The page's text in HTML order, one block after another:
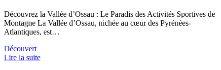
Découvrez la Vallée d’Ossau : Le Paradis des Activités Sportives de
Montagne La Vallée d’Ossau, nichée au cœur des Pyrénées-
Atlantiques, est…
Découvert
Lire la suite